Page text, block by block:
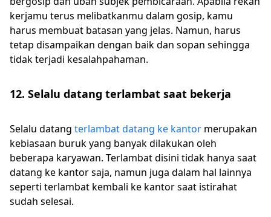
kerjamu terus melibatkanmu dalam gosip, kamu
harus membuat batasan yang jelas. Namun, harus
tetap disampaikan dengan baik dan sopan sehingga
tidak terjadi kesalahpahaman.
12. Selalu datang terlambat saat bekerja
Selalu datang terlambat datang ke kantor merupakan
kebiasaan buruk yang banyak dilakukan oleh
beberapa karyawan. Terlambat disini tidak hanya saat
datang ke kantor saja, namun juga dalam hal lainnya
seperti terlambat kembali ke kantor saat istirahat
sudah selesai.